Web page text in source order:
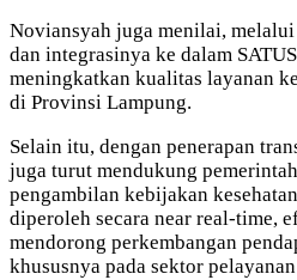
Noviansyah juga menilai,
dan integrasinya ke dalam
meningkatkan kualitas layanan
di Provinsi Lampung.
Selain itu, dengan penerapan
juga turut mendukung
pengambilan kebijakan
diperoleh secara near real-time,
mendorong perkembangan
khususnya pada sektor